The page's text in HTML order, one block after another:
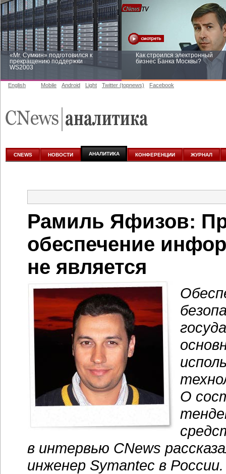
«Mr. Сумкин» подготовился к
прекращению поддержки
WS2003
Как строился электронный
бизнес Банка Москвы?
аналитике
English Mobile Android Light Twitter (topnews) Facebook
CNEWS НОВОСТИ АНАЛИТИКА КОНФЕРЕНЦИИ ЖУРНАЛ
Рамиль Яфизов:
обеспечение
не является
О
в интервью CNews
инженер Symantec в России.